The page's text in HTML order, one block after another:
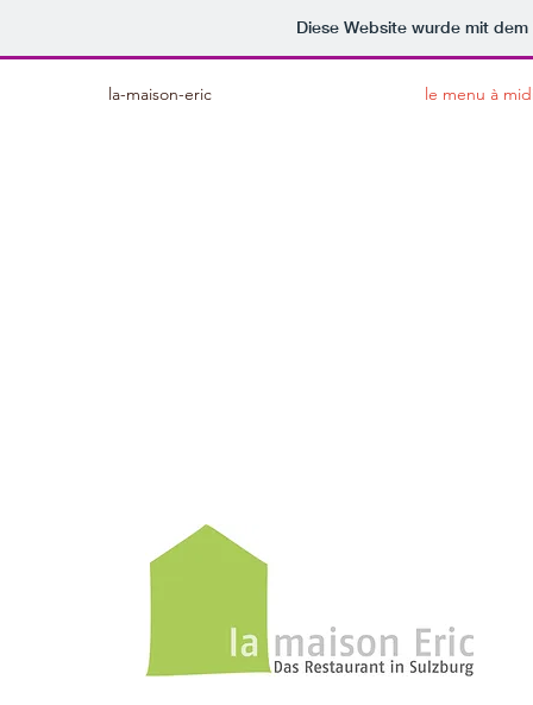
Diese Website wurde mit
la-maison-eric le menu à